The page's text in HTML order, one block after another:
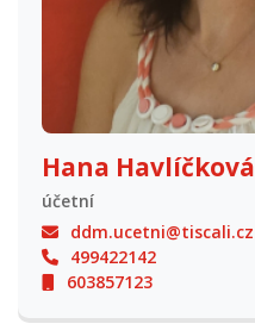
Hana Havlíčková
účetní
ddm.ucetni@tiscali.cz
499422142
603857123